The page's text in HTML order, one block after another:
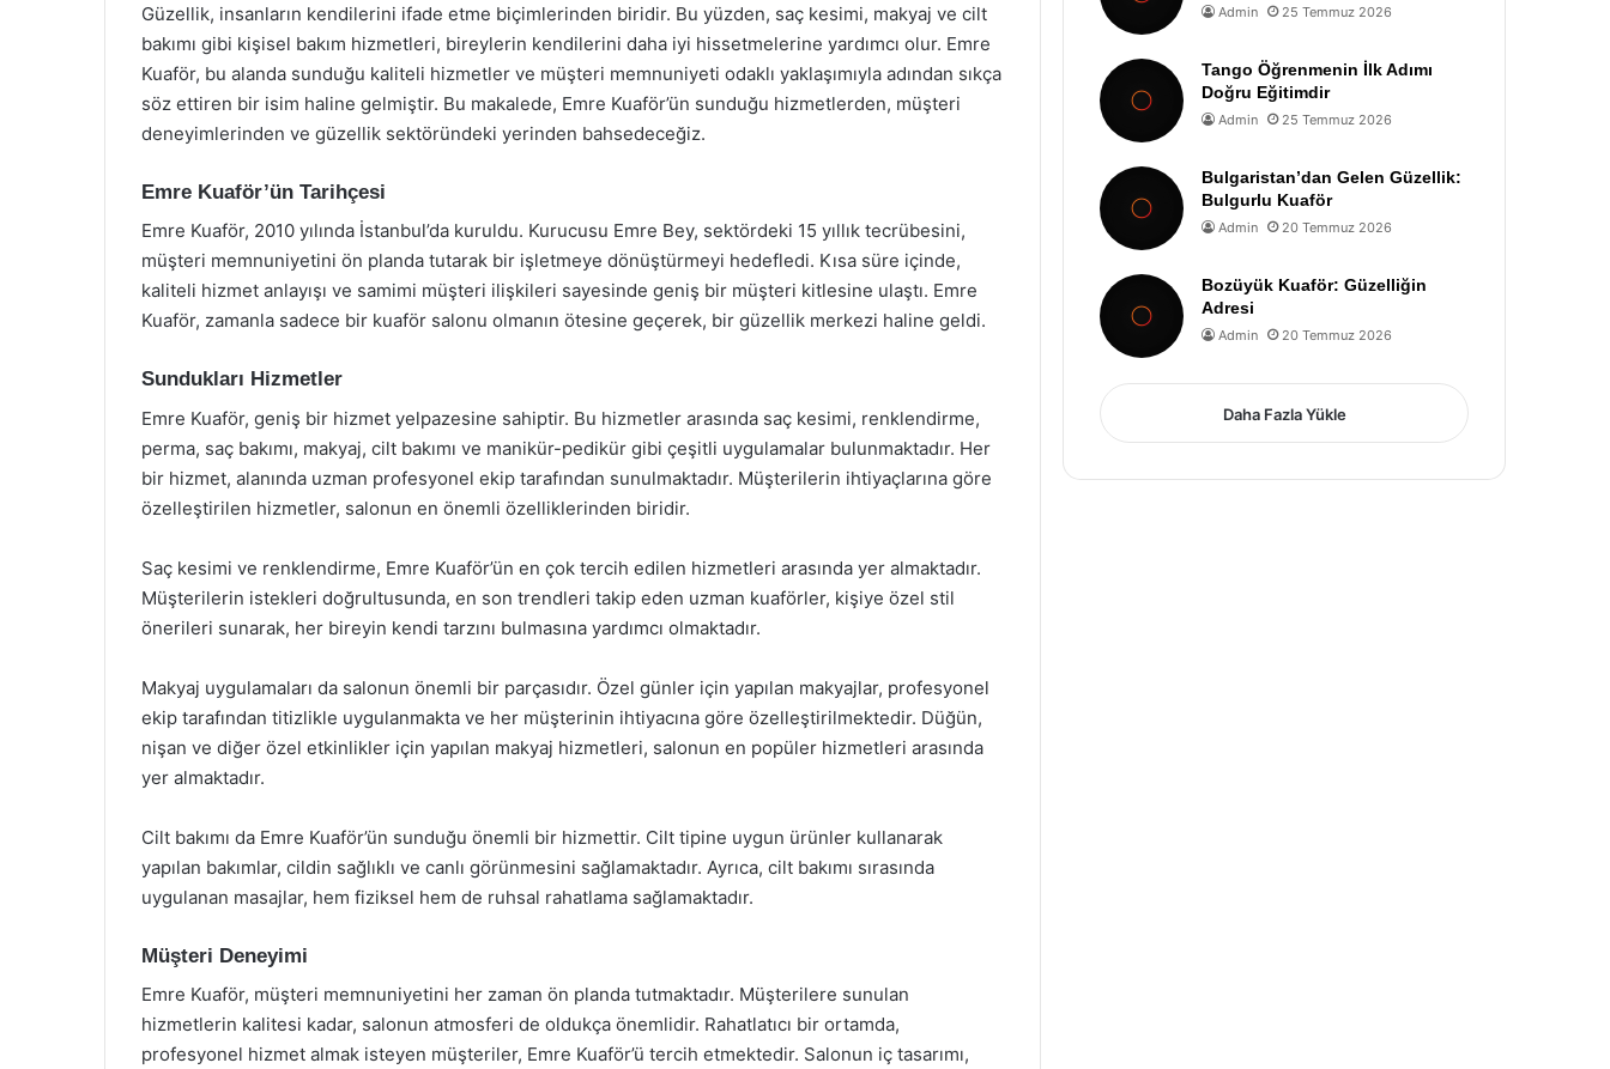
Güzellik, insanların kendilerini ifade etme biçimlerinden biridir. Bu yüzden, saç kesimi, makyaj ve cilt
bakımı gibi kişisel bakım hizmetleri, bireylerin kendilerini daha iyi hissetmelerine yardımcı olur. Emre
Kuaför, bu alanda sunduğu kaliteli hizmetler ve müşteri memnuniyeti odaklı yaklaşımıyla adından sıkça
söz ettiren bir isim haline gelmiştir. Bu makalede, Emre Kuaför’ün sunduğu hizmetlerden, müşteri
deneyimlerinden ve güzellik sektöründeki yerinden bahsedeceğiz.
Emre Kuaför’ün Tarihçesi
Emre Kuaför, 2010 yılında İstanbul’da kuruldu. Kurucusu Emre Bey, sektördeki 15 yıllık tecrübesini,
müşteri memnuniyetini ön planda tutarak bir işletmeye dönüştürmeyi hedefledi. Kısa süre içinde,
kaliteli hizmet anlayışı ve samimi müşteri ilişkileri sayesinde geniş bir müşteri kitlesine ulaştı. Emre
Kuaför, zamanla sadece bir kuaför salonu olmanın ötesine geçerek, bir güzellik merkezi haline geldi.
Sundukları Hizmetler
Emre Kuaför, geniş bir hizmet yelpazesine sahiptir. Bu hizmetler arasında saç kesimi, renklendirme,
perma, saç bakımı, makyaj, cilt bakımı ve manikür-pedikür gibi çeşitli uygulamalar bulunmaktadır. Her
bir hizmet, alanında uzman profesyonel ekip tarafından sunulmaktadır. Müşterilerin ihtiyaçlarına göre
özelleştirilen hizmetler, salonun en önemli özelliklerinden biridir.
Saç kesimi ve renklendirme, Emre Kuaför’ün en çok tercih edilen hizmetleri arasında yer almaktadır.
Müşterilerin istekleri doğrultusunda, en son trendleri takip eden uzman kuaförler, kişiye özel stil
önerileri sunarak, her bireyin kendi tarzını bulmasına yardımcı olmaktadır.
Makyaj uygulamaları da salonun önemli bir parçasıdır. Özel günler için yapılan makyajlar, profesyonel
ekip tarafından titizlikle uygulanmakta ve her müşterinin ihtiyacına göre özelleştirilmektedir. Düğün,
nişan ve diğer özel etkinlikler için yapılan makyaj hizmetleri, salonun en popüler hizmetleri arasında
yer almaktadır.
Cilt bakımı da Emre Kuaför’ün sunduğu önemli bir hizmettir. Cilt tipine uygun ürünler kullanarak
yapılan bakımlar, cildin sağlıklı ve canlı görünmesini sağlamaktadır. Ayrıca, cilt bakımı sırasında
uygulanan masajlar, hem fiziksel hem de ruhsal rahatlama sağlamaktadır.
Müşteri Deneyimi
Emre Kuaför, müşteri memnuniyetini her zaman ön planda tutmaktadır. Müşterilere sunulan
hizmetlerin kalitesi kadar, salonun atmosferi de oldukça önemlidir. Rahatlatıcı bir ortamda,
profesyonel hizmet almak isteyen müşteriler, Emre Kuaför’ü tercih etmektedir. Salonun iç tasarımı,
Admin 25 Temmuz 2026
Tango Öğrenmenin İlk Adımı
Doğru Eğitimdir
Admin 25 Temmuz 2026
Bulgaristan’dan Gelen Güzellik:
Bulgurlu Kuaför
Admin 20 Temmuz 2026
Bozüyük Kuaför: Güzelliğin
Adresi
Admin 20 Temmuz 2026
Daha Fazla Yükle